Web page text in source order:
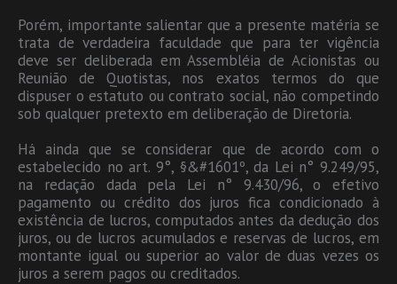
Porém, importante salientar que a presente matéria se
trata de verdadeira faculdade que para ter vigência
deve ser deliberada em Assembléia de Acionistas ou
Reunião de Quotistas, nos exatos termos do que
dispuser o estatuto ou contrato social, não competindo
sob qualquer pretexto em deliberação de Diretoria.
Há ainda que se considerar que de acordo com o
estabelecido no art. 9°, §&#1601º, da Lei n° 9.249/95,
na redação dada pela Lei n° 9.430/96, o efetivo
pagamento ou crédito dos juros fica condicionado à
existência de lucros, computados antes da dedução dos
juros, ou de lucros acumulados e reservas de lucros, em
montante igual ou superior ao valor de duas vezes os
juros a serem pagos ou creditados.